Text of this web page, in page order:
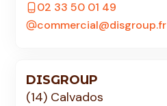
02 33 50 01 49
commercial@disgroup.fr
DISGROUP
(14) Calvados